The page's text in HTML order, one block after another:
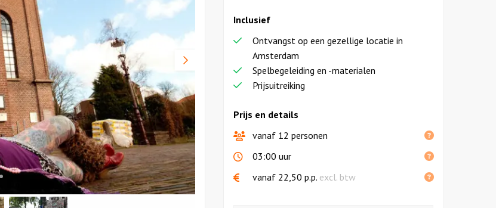
Volgende
foto
reviews
Prijs en details
vanaf 12 personen
03:00 uur
vanaf 22,50 p.p. excl. btw
Inclusief
Ontvangst op een gezellige locatie in
Amsterdam
Spelbegeleiding en -materialen
Prijsuitreiking